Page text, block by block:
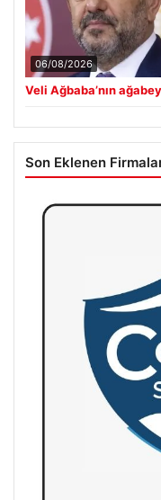
06/08/2026
Veli Ağbaba’nın
Son Eklenen